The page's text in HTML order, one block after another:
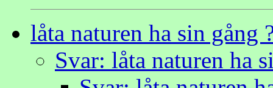
låta naturen ha sin gång
Svar: låta naturen ha